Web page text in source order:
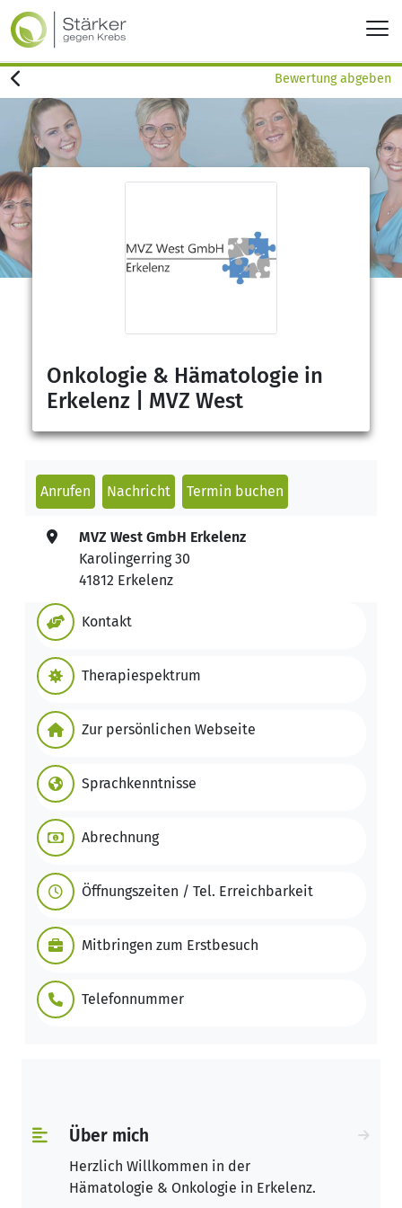
Bewertung abgeben
Onkologie & Hämatologie in
Erkelenz | MVZ West
Anrufen Nachricht Termin buchen
MVZ West GmbH Erkelenz
Karolingerring 30
41812 Erkelenz
Kontakt
Therapiespektrum
Zur persönlichen Webseite
Sprachkenntnisse
Abrechnung
Öffnungszeiten / Tel. Erreichbarkeit
Mitbringen zum Erstbesuch
Telefonnummer
Über mich
Herzlich Willkommen in der
Hämatologie & Onkologie in Erkelenz.